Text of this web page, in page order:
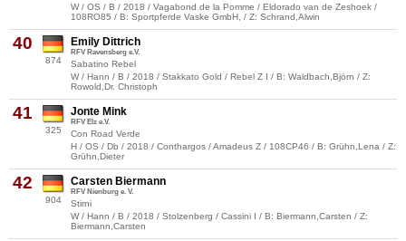
W / OS / B / 2018 / Vagabond de la Pomme / Eldorado van de Zeshoek /
108RO85 / B: Sportpferde Vaske GmbH, / Z: Schrand,Alwin
40
874
Emily Dittrich
RFV Ravensberg e.V.
Sabatino Rebel
W / Hann / B / 2018 / Stakkato Gold / Rebel Z I / B: Waldbach,Björn / Z:
Rowold,Dr. Christoph
41
325
Jonte Mink
RFV Elz e.V.
Con Road Verde
H / OS / Db / 2018 / Conthargos / Amadeus Z / 108CP46 / B: Grühn,Lena / Z:
Grühn,Dieter
42
904
Carsten Biermann
RFV Nienburg e. V.
Stirni
W / Hann / B / 2018 / Stolzenberg / Cassini I / B: Biermann,Carsten / Z:
Biermann,Carsten